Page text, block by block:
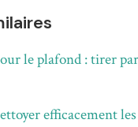
le plafond : tirer
efficacement